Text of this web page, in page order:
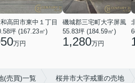
高田市東中１丁目
坪 (167.23㎡)
万円
磯城郡三宅町大字屏風
55.83坪 (184.59㎡)
1,280万円
(売買)一覧 桜井市大字戒重の売地